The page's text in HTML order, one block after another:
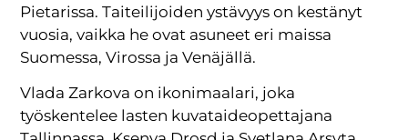
Pietarissa. Taiteilijoiden ystävyys on kestänyt
vuosia, vaikka he ovat asuneet eri maissa
Suomessa, Virossa ja Venäjällä.
Vlada Zarkova on ikonimaalari, joka
työskentelee lasten kuvataideopettajana